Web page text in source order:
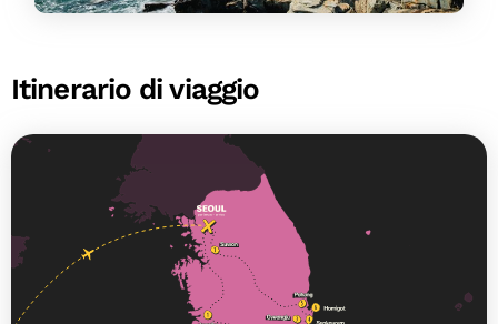
Itinerario di viaggio